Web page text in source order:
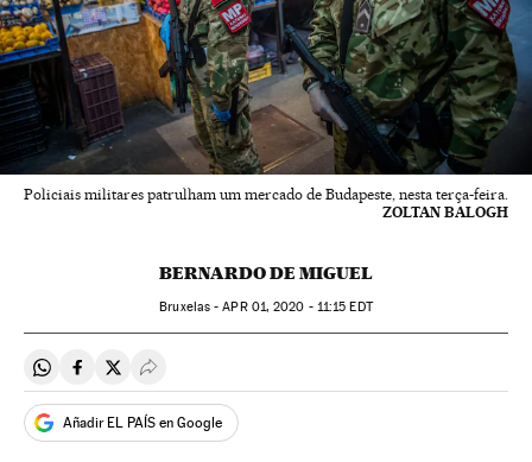
Policiais militares patrulham um mercado de Budapeste, nesta terça-feira.
ZOLTAN BALOGH
BERNARDO DE MIGUEL
Bruxelas -APR01, 2020 - 11:15 EDT
Compartir en Whatsapp
Compartir en Facebook
Compartir en Twitter
Desplegar Redes Sociales
Añadir EL PAÍS en Google